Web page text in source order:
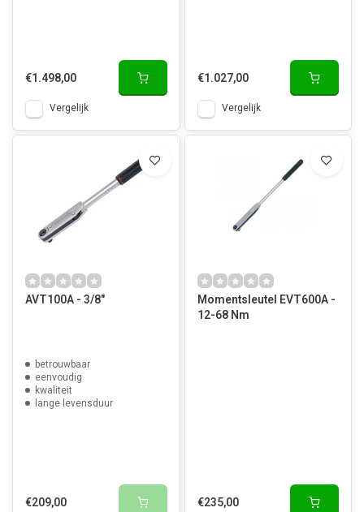
€1.498,00
Vergelijk
€1.027,00
Vergelijk
AVT100A - 3/8"
betrouwbaar
eenvoudig
kwaliteit
lange levensduur
€209,00
Momentsleutel EVT600A -
12-68 Nm
€235,00